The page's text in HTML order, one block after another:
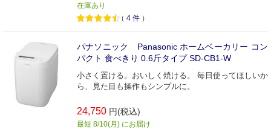
在庫あり
（ 4 件 ）
パナソニック Panasonic ホームベーカリー コン
パクト 食べきり 0.6斤タイプ SD-CB1-W
小さく置ける。おいしく焼ける。 毎日使ってほしいか
ら、見た目も操作もシンプルに。
24,750 円(税込)
最短 8/10(月) にお届け